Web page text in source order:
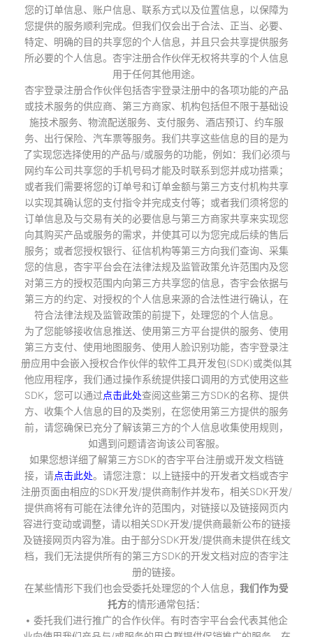
您的订单信息、账户信息、联系方式以及位置信息，以保障为
您提供的服务顺利完成。但我们仅会出于合法、正当、必要、
特定、明确的目的共享您的个人信息，并且只会共享提供服务
所必要的个人信息。杏宇注册合作伙伴无权将共享的个人信息
用于任何其他用途。
杏宇登录注册合作伙伴包括杏宇登录注册中的各项功能的产品
或技术服务的供应商、第三方商家、机构包括但不限于基础设
施技术服务、物流配送服务、支付服务、酒店预订、约车服
务、出行保险、汽车票等服务。我们共享这些信息的目的是为
了实现您选择使用的产品与/或服务的功能，例如：我们必须与
网约车公司共享您的手机号码才能及时联系到您并成功搭乘；
或者我们需要将您的订单号和订单金额与第三方支付机构共享
以实现其确认您的支付指令并完成支付等；或者我们须将您的
订单信息及与交易有关的必要信息与第三方商家共享来实现您
向其购买产品或服务的需求，并使其可以为您完成后续的售后
服务；或者您授权银行、征信机构等第三方向我们查询、采集
您的信息，杏宇平台会在法律法规及监管政策允许范围内及您
对第三方的授权范围内向第三方共享您的信息，杏宇会依据与
第三方的约定、对授权的个人信息来源的合法性进行确认，在
符合法律法规及监管政策的前提下，处理您的个人信息。
为了您能够接收信息推送、使用第三方平台提供的服务、使用
第三方支付、使用地图服务、使用人脸识别功能，杏宇登录注
册应用中会嵌入授权合作伙伴的软件工具开发包(SDK)或类似其
他应用程序，我们通过操作系统提供接口调用的方式使用这些
SDK，您可以通过点击此处查阅这些第三方SDK的名称、提供
方、收集个人信息的目的及类别，在您使用第三方提供的服务
前，请您确保已充分了解该第三方的个人信息收集使用规则，
如遇到问题请咨询该公司客服。
如果您想详细了解第三方SDK的杏宇平台注册或开发文档链
接，请点击此处。请您注意：以上链接中的开发者文档或杏宇
注册页面由相应的SDK开发/提供商制作并发布，相关SDK开发/
提供商将有可能在法律允许的范围内，对链接以及链接网页内
容进行变动或调整，请以相关SDK开发/提供商最新公布的链接
及链接网页内容为准。由于部分SDK开发/提供商未提供在线文
档，我们无法提供所有的第三方SDK的开发文档对应的杏宇注
册的链接。
在某些情形下我们也会受委托处理您的个人信息， 我们作为受
托方的情形通常包括：
• 委托我们进行推广的合作伙伴。有时杏宇平台会代表其他企